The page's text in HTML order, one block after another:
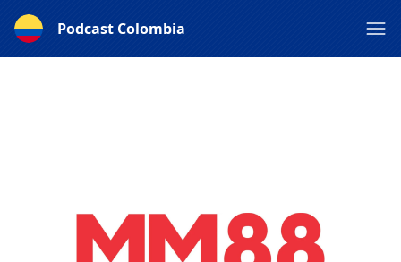
Podcast Colombia